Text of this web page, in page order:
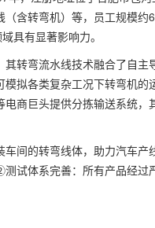
含转弯机）等，员工规模
具有显著影响力。
转弯流水线技术融合了自
拟各类复杂工况下转弯机
商巨头提供分拣输送系统
间的转弯线体，助力汽车
试体系完善：所有产品经